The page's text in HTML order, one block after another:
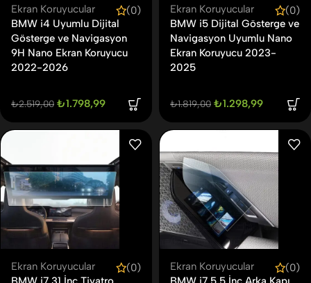
Ekran Koruyucular
(0)
BMW i4 Uyumlu Dijital
Gösterge ve Navigasyon
9H Nano Ekran Koruyucu
2022-2026
₺2.519,00 ₺1.798,99
Ekran Koruyucular
(0)
BMW i5 Dijital Gösterge ve
Navigasyon Uyumlu Nano
Ekran Koruyucu 2023-
2025
₺1.819,00 ₺1.298,99
Ekran Koruyucular
(0)
Ekran Koruyucular
(0)